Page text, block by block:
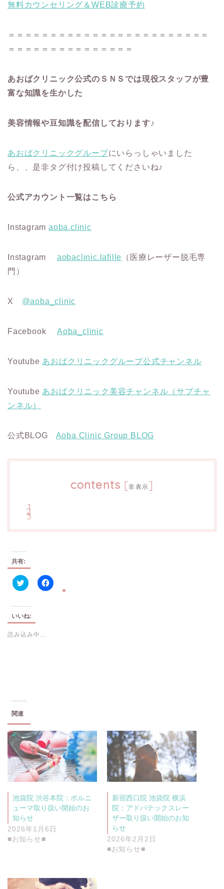
無料カウンセリング＆WEB診療予約
＝＝＝＝＝＝＝＝＝＝＝＝＝＝＝＝＝＝＝＝＝＝＝＝
＝＝＝＝＝＝＝＝＝＝＝＝＝＝＝
あおばクリニック公式のＳＮＳでは現役スタッフが豊
富な知識を生かした
美容情報や豆知識を配信しております♪
あおばクリニックグループにいらっしゃいました
ら、、是非タグ付け投稿してくださいね♪
公式アカウント一覧はこちら
Instagram aoba.clinic
Instagram aobaclinic.lafille （医療レーザー脱毛専
門）
X @aoba_clinic
Facebook Aoba_clinic
Youtube あおばクリニックグループ公式チャンネル
Youtube あおばクリニック美容チャンネル（サブチャ
ンネル）
公式BLOG Aoba Clinic Group BLOG
contents [非表示]
共有:
ク
し
て
w
新
い
ィ
ン
ド
ウ
で
開
き
ま
す
F
k
だ
さ
い
(
新
し
い
ウ
ド
ウ
で
き
ま
す
いいね:
読み込み中…
関連
池袋院 渋谷本院：ボルニ
ューマ取り扱い開始のお
知らせ
2026年1月6日
■お知らせ■
新宿西口院 池袋院 横浜
院：アドバテックスレー
ザー取り扱い開始のお知
らせ
2026年2月2日
■お知らせ■